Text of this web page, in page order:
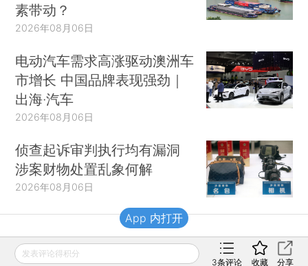
素带动？
2026年08月06日
电动汽车需求高涨驱动澳洲车
市增长 中国品牌表现强劲｜
出海·汽车
2026年08月06日
侦查起诉审判执行均有漏洞
涉案财物处置乱象何解
2026年08月06日
财新移动
发表评论得积分
3条评论 收藏 分享
App 内打开